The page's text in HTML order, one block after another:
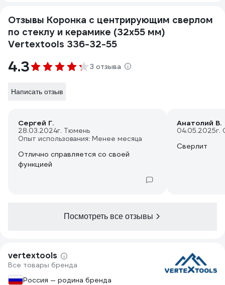
Отзывы Коронка с центрирующим сверлом
по стеклу и керамике (32х55 мм)
Vertextools 336-32-55
4.3 3 отзыва
Написать отзыв
Сергей Г.
28.03.2024г. Тюмень
Опыт использования: Менее месяца
Отлично справляется со своей
функцией
Анатолий В.
04.05.2025г.
Сверлит
Посмотреть все отзывы
vertextools
Все товары бренда
Россия — родина бренда